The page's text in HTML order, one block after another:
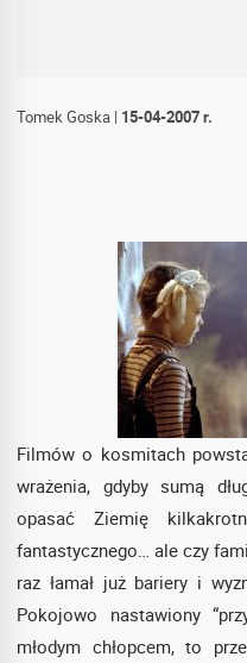
Tomek Goska | 15-04-2007 r.
Filmów o kosmitach
wrażenia, gdyby sumą
opasać Ziemię
fantastycznego… ale czy
raz łamał już bariery i
Pokojowo nastawiony
młodym chłopcem, to